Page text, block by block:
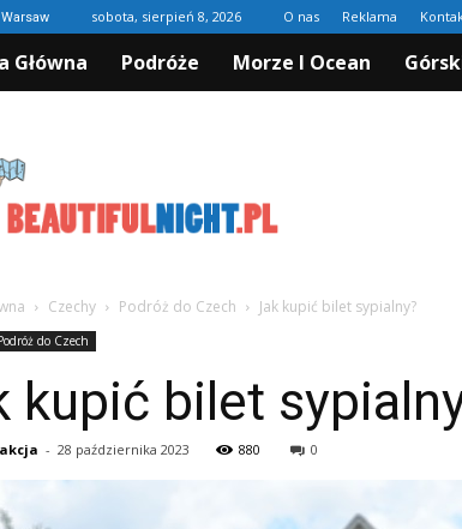
Warsaw sobota, sierpień 8, 2026 O nas Reklama
Główna Podróże Morze I Ocean
Czechy Podróż do Czech Jak kupić bilet sypialny?
do Czech
kupić bilet
- 28 października 2023 880 0